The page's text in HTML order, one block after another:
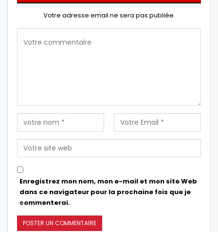
Votre adresse email ne sera pas publiée.
Enregistrez mon nom, mon e-mail et mon site Web
dans ce navigateur pour la prochaine fois que je
commenterai.